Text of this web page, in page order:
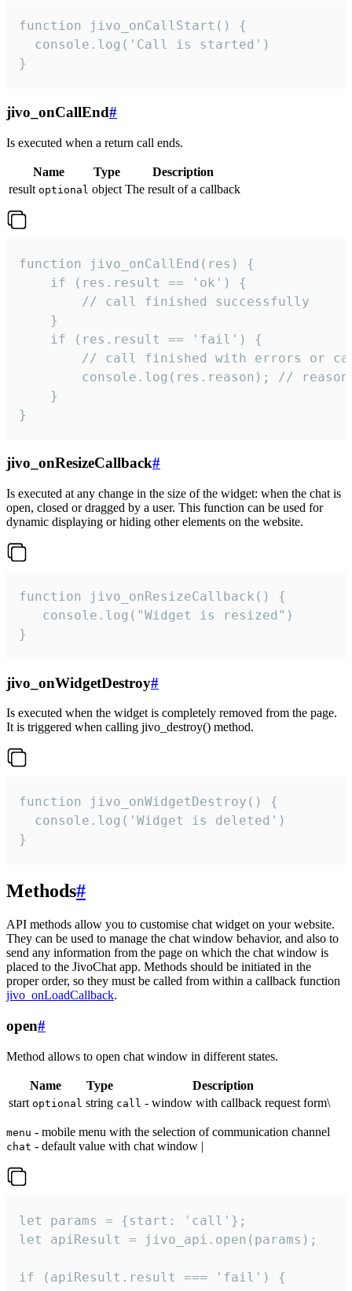
function jivo_onCallStart() {
  console.log('Call is started')
}
jivo_onCallEnd#
Is executed when a return call ends.
Name Type
Description
result optional object The result of a callback
function jivo_onCallEnd(res) {
    if (res.result == 'ok') {
        // call finished successfully
    }
    if (res.result == 'fail') {
// call finished with errors or
console.log(res.reason); //
    }
}
jivo_onResizeCallback#
Is executed at any change in the size of the widget: when the chat is
open, closed or dragged by a user. This function can be used for
dynamic displaying or hiding other elements on the website.
function jivo_onResizeCallback() {
   console.log("Widget is resized")
}
jivo_onWidgetDestroy#
Is executed when the widget is completely removed from the page.
It is triggered when calling jivo_destroy() method.
function jivo_onWidgetDestroy() {
  console.log('Widget is deleted')
}
Methods#
API methods allow you to customise chat widget on your website.
They can be used to manage the chat window behavior, and also to
send any information from the page on which the chat window is
placed to the JivoChat app. Methods should be initiated in the
proper order, so they must be called from within a callback function
jivo_onLoadCallback.
open#
Method allows to open chat window in different states.
Name Type
Description
start optional string call - window with callback request form\
menu - mobile menu with the selection of communication channel
chat - default value with chat window |
let params = {start: 'call'};
let apiResult = jivo_api.open(params);
if (apiResult.result === 'fail') {